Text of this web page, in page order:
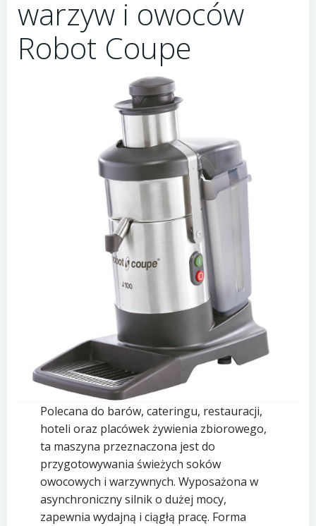
warzyw i owoców
Robot Coupe
Polecana do barów, cateringu, restauracji,
hoteli oraz placówek żywienia zbiorowego,
ta maszyna przeznaczona jest do
przygotowywania świeżych soków
owocowych i warzywnych. Wyposażona w
asynchroniczny silnik o dużej mocy,
zapewnia wydajną i ciągłą pracę. Forma